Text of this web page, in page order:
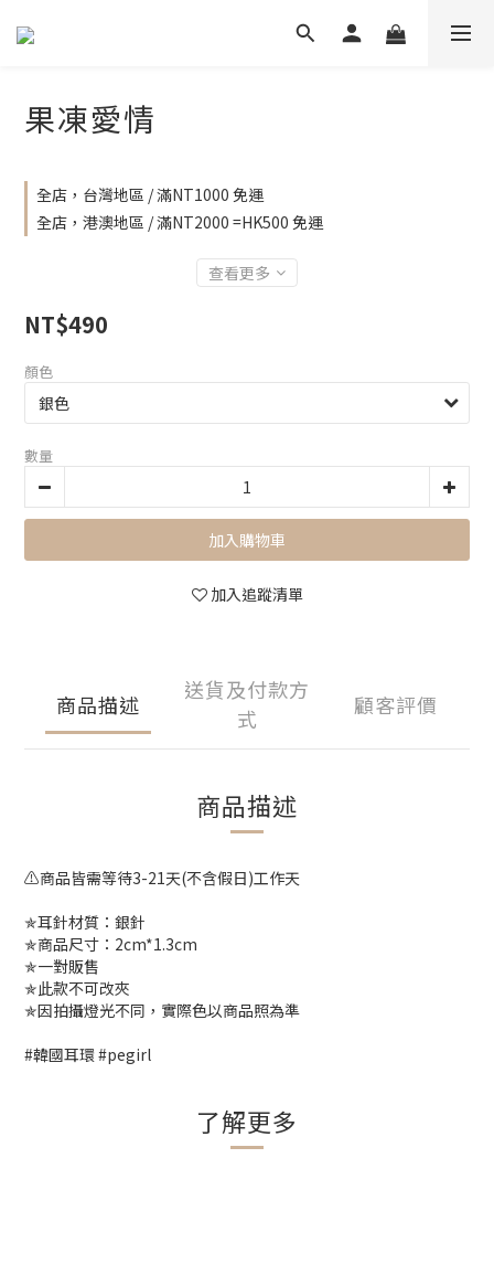
果凍愛情
全店，台灣地區 / 滿NT1000 免運
全店，港澳地區 / 滿NT2000 =HK500 免運
查看更多
NT$490
顏色
數量
加入購物車
加入追蹤清單
商品描述
送貨及付款方
式
顧客評價
商品描述
⚠️商品皆需等待3-21天(不含假日)工作天
✯耳針材質：銀針
✯商品尺寸：2cm*1.3cm
✯一對販售
✯此款不可改夾
✯因拍攝燈光不同，實際色以商品照為準
#韓國耳環 #pegirl
了解更多